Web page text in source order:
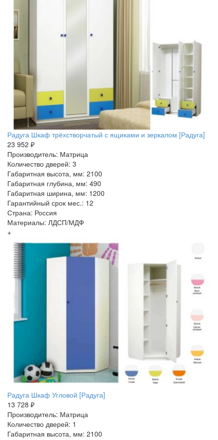
Радуга Шкаф трёхстворчатый с ящиками и зеркалом [Радуга]
23 952 ₽
Производитель: Матрица
Количество дверей: 3
Габаритная высота, мм: 2100
Габаритная глубина, мм: 490
Габаритная ширина, мм: 1200
Гарантийный срок мес.: 12
Страна: Россия
Материалы: ЛДСП/МДФ
+
Радуга Шкаф Угловой [Радуга]
13 728 ₽
Производитель: Матрица
Количество дверей: 1
Габаритная высота, мм: 2100